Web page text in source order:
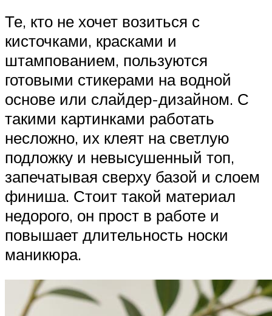
Те, кто не хочет возиться с
кисточками, красками и
штампованием, пользуются
готовыми стикерами на водной
основе или слайдер-дизайном. С
такими картинками работать
несложно, их клеят на светлую
подложку и невысушенный топ,
запечатывая сверху базой и слоем
финиша. Стоит такой материал
недорого, он прост в работе и
повышает длительность носки
маникюра.